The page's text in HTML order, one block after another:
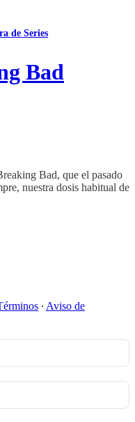
de Series
Bad
Bad, que el pasado
nuestra dosis habitual de
∙ Aviso de